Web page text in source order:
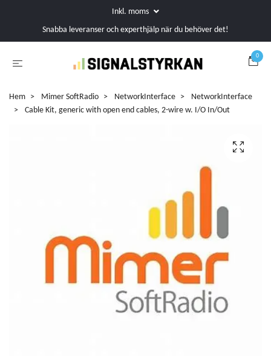
Inkl. moms
Snabba leveranser och experthjälp när du behöver det!
0
Hem Mimer SoftRadio NetworkInterface
NetworkInterface
Cable Kit, generic with open end cables, 2-wire w. I/O In/Out